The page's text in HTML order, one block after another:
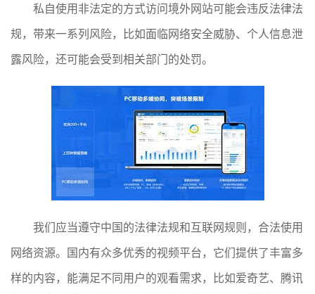
私自使用非法定的方式访问境外网站可能会违反法律法
规，带来一系列风险，比如面临网络安全威胁、个人信息泄
露风险，还可能会受到相关部门的处罚。
我们应当遵守中国的法律法规和互联网规则，合法使用
网络资源。国内有众多优秀的视频平台，它们提供了丰富多
样的内容，能满足不同用户的观看需求，比如爱奇艺、腾讯